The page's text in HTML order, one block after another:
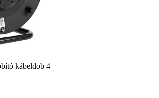
kábeldob 4